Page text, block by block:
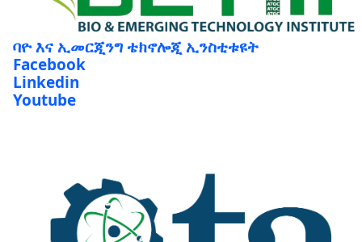
ባዮ እና ኢመርጂንግ ቴክኖሎጂ ኢንስቲቱዩት
Facebook
Linkedin
Youtube